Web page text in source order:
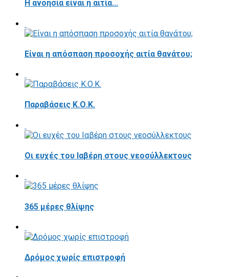
Η ανοησία είναι η αιτία...
Είναι η απόσπαση προσοχής αιτία θανάτου;
Παραβάσεις Κ.Ο.Κ.
Οι ευχές του Ιαβέρη στους νεοσύλλεκτους
365 μέρες θλίψης
Δρόμος χωρίς επιστροφή